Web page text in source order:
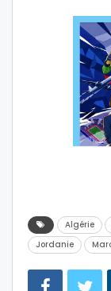
Algérie
Jordanie